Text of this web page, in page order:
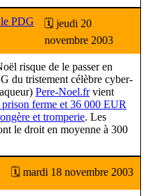
PDG
🗓 jeudi 20
novembre 2003
risque de le passer en
du tristement célèbre cyber-
Pere-Noel.frvient
ferme et 36 000 EUR
et tromperie. Les
le droit en moyenne à 300
🗓 mardi 18 novembre 2003